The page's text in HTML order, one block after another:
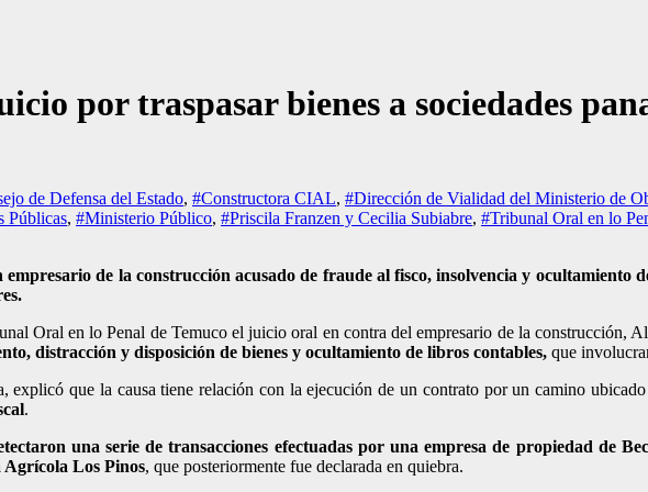
por traspasar bienes a sociedades
de Defensa del Estado, #Constructora CIAL, #Dirección de Vialidad del Ministerio de
Públicas, #Ministerio Público, #Priscila Franzen y Cecilia Subiabre, #Tribunal Oral en lo
de la construcción acusado de fraude al fisco, insolvencia y ocultamiento
Oral en lo Penal de Temuco el juicio oral en contra delempresario de la construcción,
distracción y disposición de bienes y ocultamiento de libros contables, que
que la causa tiene relación con la ejecución de un contrato por un camino
.
una serie detransacciones efectuadas por una empresa de propiedad de
Agrícola Los Pinos, que posteriormente fue declarada en quiebra.